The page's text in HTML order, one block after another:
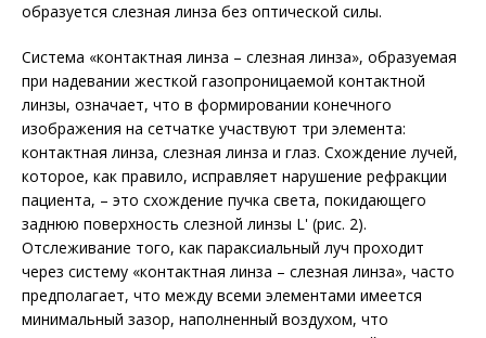
образуется слезная линза без оптической силы.
Система «контактная линза – слезная линза», образуемая
при надевании жесткой газопроницаемой контактной
линзы, означает, что в формировании конечного
изображения на сетчатке участвуют три элемента:
контактная линза, слезная линза и глаз. Схождение лучей,
которое, как правило, исправляет нарушение рефракции
пациента, – это схождение пучка света, покидающего
заднюю поверхность слезной линзы L' (рис. 2).
Отслеживание того, как параксиальный луч проходит
через систему «контактная линза – слезная линза», часто
предполагает, что между всеми элементами имеется
минимальный зазор, наполненный воздухом, что